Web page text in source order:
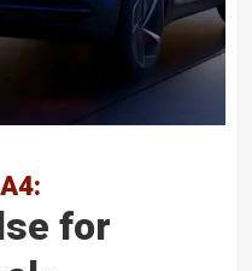
for